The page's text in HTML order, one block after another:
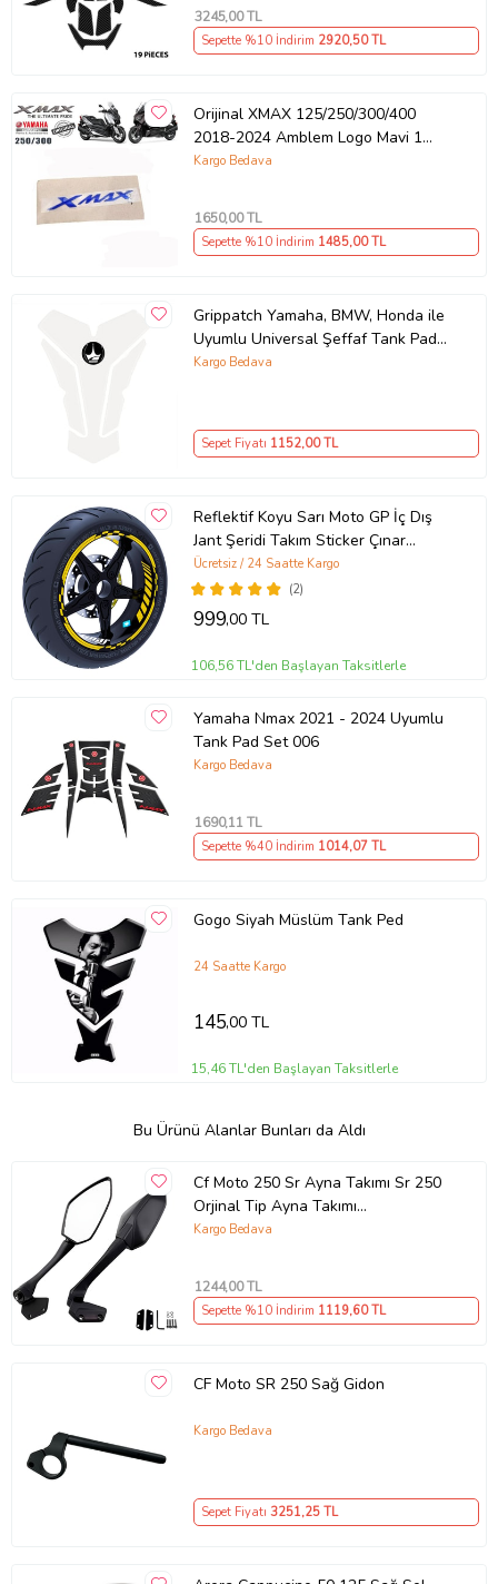
3245,00 TL
Sepette %10 İndirim 2920,50 TL
Orijinal XMAX 125/250/300/400
2018-2024 Amblem Logo Mavi 1
Adet
Kargo Bedava
1650,00 TL
Sepette %10 İndirim 1485,00 TL
Grippatch Yamaha, BMW, Honda ile
Uyumlu Universal Şeffaf Tank Pad
GT09
Kargo Bedava
Sepet Fiyatı 1152,00 TL
Reflektif Koyu Sarı Moto GP İç Dış
Jant Şeridi Takım Sticker Çınar
Extreme
(2)
Ücretsiz / 24 Saatte Kargo
999,00 TL
106,56 TL'den Başlayan Taksitlerle
Yamaha Nmax 2021 - 2024 Uyumlu
Tank Pad Set 006
Kargo Bedava
1690,11 TL
Sepette %40 İndirim 1014,07 TL
Gogo Siyah Müslüm Tank Ped
24 Saatte Kargo
145,00 TL
15,46 TL'den Başlayan Taksitlerle
Bu Ürünü Alanlar Bunları da Aldı
Cf Moto 250 Sr Ayna Takımı Sr 250
Orjinal Tip Ayna Takımı
Kaliteli_Supermoto (Renksiz)
Kargo Bedava
1244,00 TL
Sepette %10 İndirim 1119,60 TL
CF Moto SR 250 Sağ Gidon
Kargo Bedava
Sepet Fiyatı 3251,25 TL